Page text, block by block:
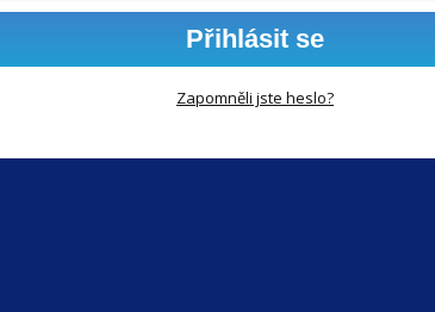
Přihlásit se
Zapomněli jste heslo?